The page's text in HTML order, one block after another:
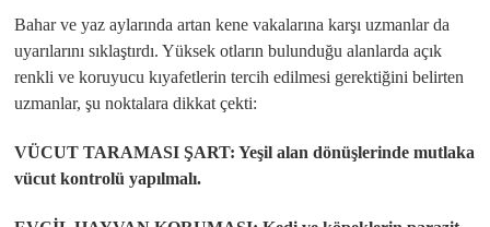
Bahar ve yaz aylarında artan kene vakalarına karşı uzmanlar da
uyarılarını sıklaştırdı. Yüksek otların bulunduğu alanlarda açık
renkli ve koruyucu kıyafetlerin tercih edilmesi gerektiğini belirten
uzmanlar, şu noktalara dikkat çekti:
VÜCUT TARAMASI ŞART: Yeşil alan dönüşlerinde mutlaka
vücut kontrolü yapılmalı.